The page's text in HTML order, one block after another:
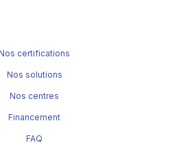
certifications
Nos solutions
Nos centres
Financement
FAQ